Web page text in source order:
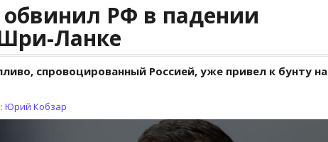
обвинил РФ в падении
Ланке
спровоцированный Россией, уже привел к бунту на
Юрий Кобзар